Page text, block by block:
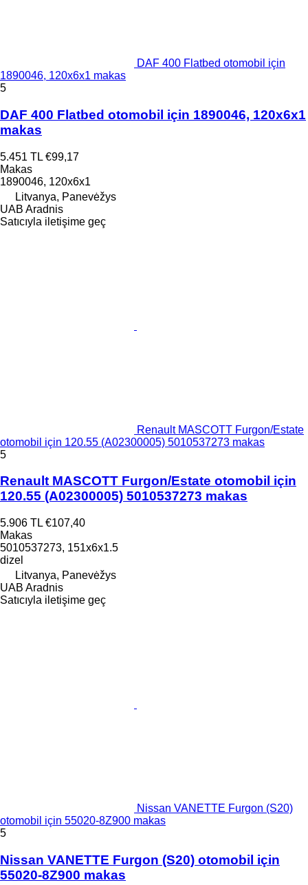
DAF 400 Flatbed otomobil için
1890046, 120x6x1 makas
5
DAF 400 Flatbed otomobil için 1890046, 120x6x1
makas
5.451 TL €99,17
Makas
1890046, 120x6x1
Litvanya, Panevėžys
UAB Aradnis
Satıcıyla iletişime geç
Renault MASCOTT Furgon/Estate
otomobil için 120.55 (A02300005) 5010537273 makas
5
Renault MASCOTT Furgon/Estate otomobil için
120.55 (A02300005) 5010537273 makas
5.906 TL €107,40
Makas
5010537273, 151x6x1.5
dizel
Litvanya, Panevėžys
UAB Aradnis
Satıcıyla iletişime geç
Nissan VANETTE Furgon (S20)
otomobil için 55020-8Z900 makas
5
Nissan VANETTE Furgon (S20) otomobil için
55020-8Z900 makas